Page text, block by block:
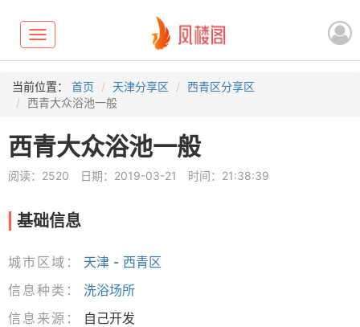
Toggle
navigation
当前位置： 首页 天津分享区
西青区分享区
西青大众浴池一般
西青大众浴池一般
阅读：2520 日期：2019-03-21 时间：21:38:39
基础信息
城市区域： 天津 - 西青区
信息种类：
洗浴场所
信息来源：
自己开发